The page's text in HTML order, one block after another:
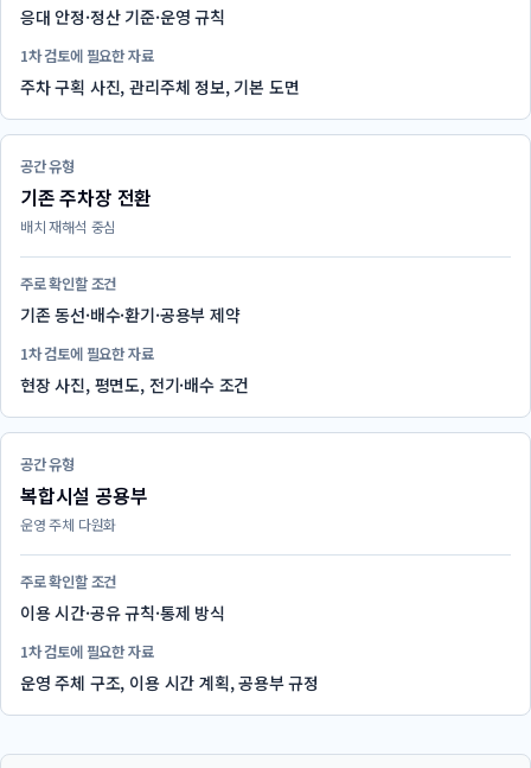
응대 안정·정산 기준·운영 규칙
1차 검토에 필요한 자료
주차 구획 사진, 관리주체 정보, 기본 도면
공간 유형
기존 주차장 전환
배치 재해석 중심
주로 확인할 조건
기존 동선·배수·환기·공용부 제약
1차 검토에 필요한 자료
현장 사진, 평면도, 전기·배수 조건
공간 유형
복합시설 공용부
운영 주체 다원화
주로 확인할 조건
이용 시간·공유 규칙·통제 방식
1차 검토에 필요한 자료
운영 주체 구조, 이용 시간 계획, 공용부 규정